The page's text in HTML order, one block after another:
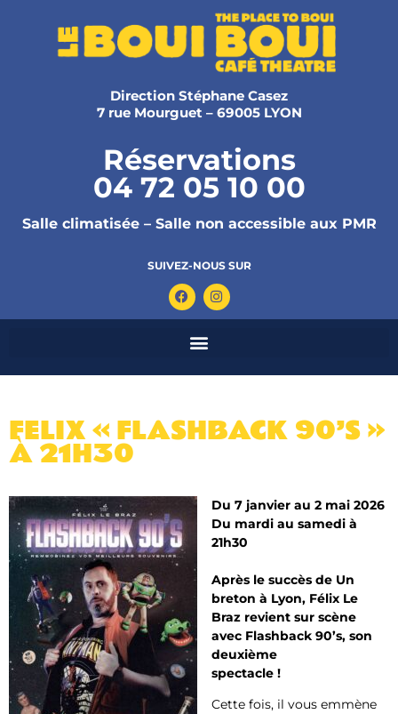
Direction Stéphane Casez
7 rue Mourguet – 69005 LYON
Réservations
04 72 05 10 00
Salle climatisée – Salle non accessible aux PMR
SUIVEZ-NOUS SUR
FELIX « FLASHBACK 90’S »
À 21H30
Du 7 janvier au 2 mai 2026
Du mardi au samedi à
21h30
Après le succès de Un
breton à Lyon, Félix Le
Braz revient sur scène
avec Flashback 90’s, son
deuxième
spectacle !
Cette fois, il vous emmène